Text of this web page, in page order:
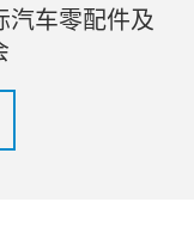
汽车零配件及